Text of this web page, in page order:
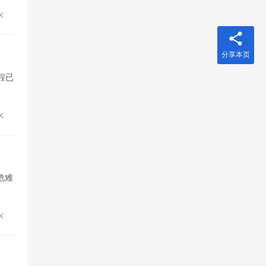
已
难
分享本页